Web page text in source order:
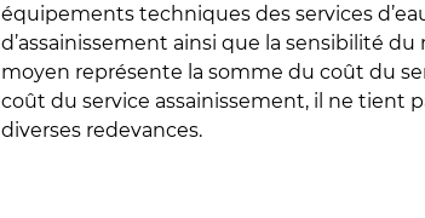
équipements techniques des services
d’assainissement ainsi que la sensibilité
moyen représente la somme du coût du
coût du service assainissement, il ne tient
diverses redevances.